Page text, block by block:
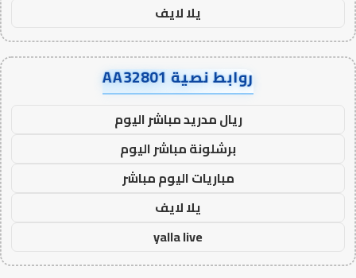
يلا لايف
روابط نصية AA32801
ريال مدريد مباشر اليوم
برشلونة مباشر اليوم
مباريات اليوم مباشر
يلا لايف
yalla live